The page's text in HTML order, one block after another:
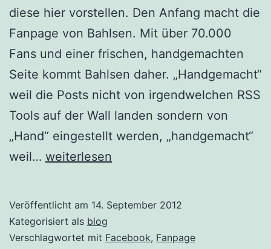
diese hier vorstellen. Den Anfang macht die
Fanpage von Bahlsen. Mit über 70.000
Fans und einer frischen, handgemachten
Seite kommt Bahlsen daher. „Handgemacht“
weil die Posts nicht von irgendwelchen RSS
Tools auf der Wall landen sondern von
„Hand“ eingestellt werden, „handgemacht“
weil… Nur
über
70.000
weiterlesen
Veröffentlicht am 14. September 2012
Kategorisiert als blog
Verschlagwortet mit Facebook, Fanpage